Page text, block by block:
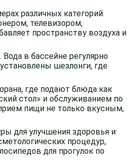
различных категорий.
телевизором,
пространству воздуха и
в бассейне регулярно
шезлонги, где
где подают блюда как
стол» и обслуживанием по
пищи не только вкусным,
для улучшения здоровья и
процедур,
для прогулок по